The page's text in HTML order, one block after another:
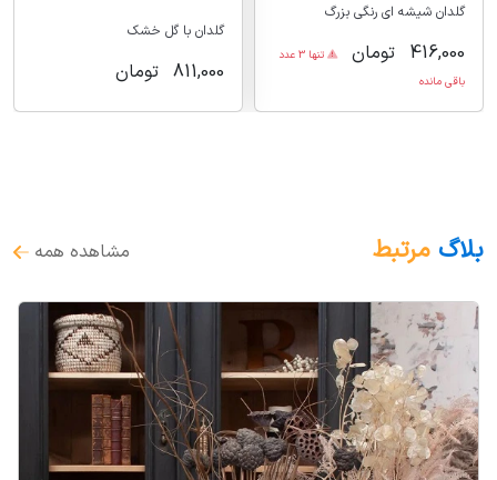
گلدان شیشه ای رنگی بزرگ
416,000 تومان
تنها 3 عدد
باقی مانده
گلدان با گل خشک
811,000 تومان
بلاگ مرتبط مشاهده همه